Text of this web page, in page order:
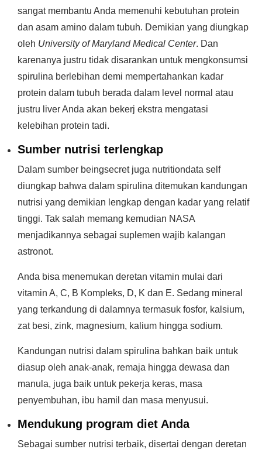
sangat membantu Anda memenuhi kebutuhan protein
dan asam amino dalam tubuh. Demikian yang diungkap
oleh University of Maryland Medical Center. Dan
karenanya justru tidak disarankan untuk mengkonsumsi
spirulina berlebihan demi mempertahankan kadar
protein dalam tubuh berada dalam level normal atau
justru liver Anda akan bekerj ekstra mengatasi
kelebihan protein tadi.
Sumber nutrisi terlengkap
Dalam sumber beingsecret juga nutritiondata self
diungkap bahwa dalam spirulina ditemukan kandungan
nutrisi yang demikian lengkap dengan kadar yang relatif
tinggi. Tak salah memang kemudian NASA
menjadikannya sebagai suplemen wajib kalangan
astronot.
Anda bisa menemukan deretan vitamin mulai dari
vitamin A, C, B Kompleks, D, K dan E. Sedang mineral
yang terkandung di dalamnya termasuk fosfor, kalsium,
zat besi, zink, magnesium, kalium hingga sodium.
Kandungan nutrisi dalam spirulina bahkan baik untuk
diasup oleh anak-anak, remaja hingga dewasa dan
manula, juga baik untuk pekerja keras, masa
penyembuhan, ibu hamil dan masa menyusui.
Mendukung program diet Anda
Sebagai sumber nutrisi terbaik, disertai dengan deretan